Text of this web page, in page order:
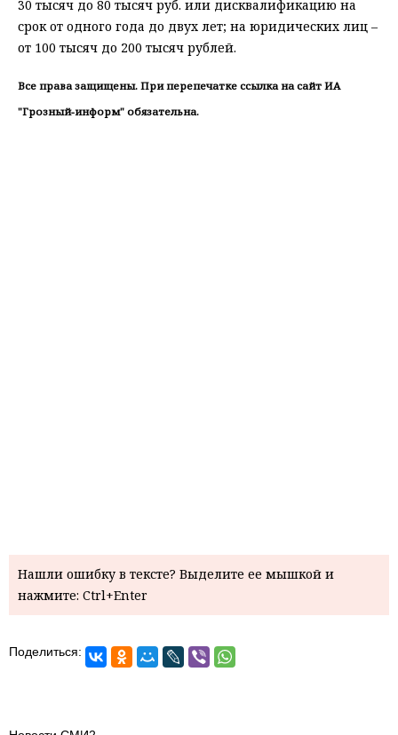
30 тысяч до 80 тысяч руб. или дисквалификацию на
срок от одного года до двух лет; на юридических лиц –
от 100 тысяч до 200 тысяч рублей.
Все права защищены. При перепечатке ссылка на сайт ИА
"Грозный-информ" обязательна.
Нашли ошибку в тексте? Выделите ее мышкой и
нажмите: Ctrl+Enter
Поделиться: